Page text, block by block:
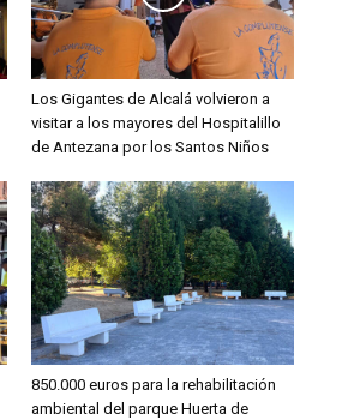
Los Gigantes de Alcalá volvieron a
visitar a los mayores del Hospitalillo
de Antezana por los Santos Niños
850.000 euros para la rehabilitación
ambiental del parque Huerta de